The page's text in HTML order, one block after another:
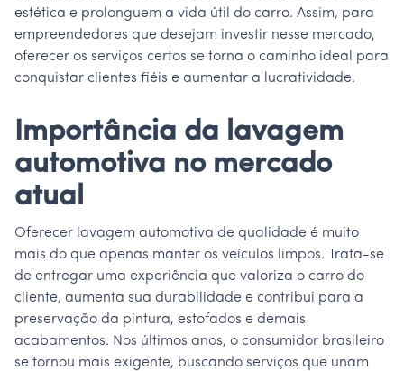
estética e prolonguem a vida útil do carro. Assim, para
empreendedores que desejam investir nesse mercado,
oferecer os serviços certos se torna o caminho ideal para
conquistar clientes fiéis e aumentar a lucratividade.
Importância da lavagem
automotiva no mercado
atual
Oferecer lavagem automotiva de qualidade é muito
mais do que apenas manter os veículos limpos. Trata-se
de entregar uma experiência que valoriza o carro do
cliente, aumenta sua durabilidade e contribui para a
preservação da pintura, estofados e demais
acabamentos. Nos últimos anos, o consumidor brasileiro
se tornou mais exigente, buscando serviços que unam